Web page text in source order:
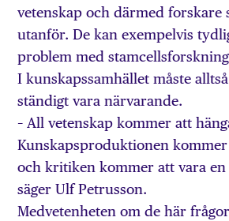
vetenskap och därmed forskare
utanför. De kan exempelvis
problem med
I kunskapssamhället måste
ständigt vara närvarande.
– All vetenskap kommer att
Kunskapsproduktionen
och kritiken kommer att vara en
säger Ulf Petrusson.
Medvetenheten om de här